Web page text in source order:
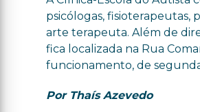
psicólogas, fisioterapeutas,
arte terapeuta. Além de
fica localizada na Rua
funcionamento, de segunda
Por Thaís Azevedo